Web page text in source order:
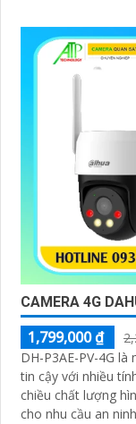
CAMERA 4G
1,799,000 ₫
DH-P3AE-PV-4G
tin cậy với nhiều tính năng hiện
chiều chất lượng
cho nhu cầu an